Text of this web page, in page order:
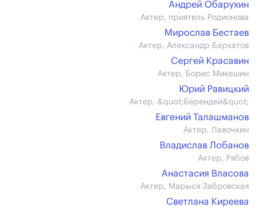
Андрей Обарухин
Актер, приятель Родионова
Мирослав Бестаев
Актер, Александр Бархатов
Сергей Красавин
Актер, Борис Микешин
Юрий Равицкий
Актер, &quot;Берендей&quot;
Евгений Талашманов
Актер, Лавочкин
Владислав Лобанов
Актер, Рябов
Анастасия Власова
Актер, Марыся Забровская
Светлана Киреева